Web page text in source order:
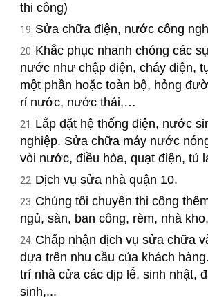
thi công)
Sửa chữa điện, nước công
Khắc phục nhanh chóng các
nước như chập điện, cháy điện,
một phần hoặc toàn bộ, hỏng
rỉ nước, nước thải,…
Lắp đặt hệ thống điện, nước
nghiệp. Sửa chữa máy nước
vòi nước, điều hòa, quạt điện, tủ
Dịch vụ sửa nhà quận 10.
Chúng tôi chuyên thi công
ngủ, sàn, ban công, rèm, nhà
Chấp nhận dịch vụ sửa chữa
dựa trên nhu cầu của khách
trí nhà cửa các dịp lễ, sinh nhật,
sinh,...